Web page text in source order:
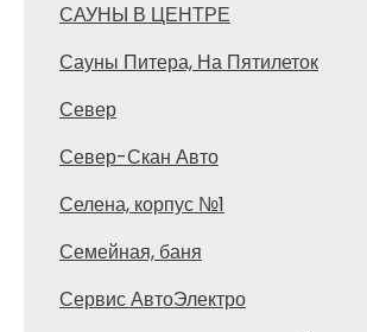
САУНЫ В ЦЕНТРЕ
Сауны Питера, На Пятилеток
Север
Север-Скан Авто
Селена, корпус №1
Семейная, баня
Сервис АвтоЭлектро